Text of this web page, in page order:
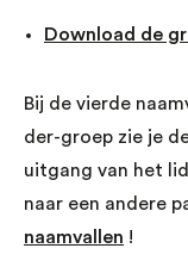
Download de
Bij de vierde
der-groep zie je
uitgang van het
naar een andere
naamvallen !